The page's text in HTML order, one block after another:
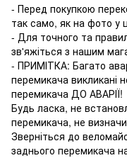
- Перед покупкою
так само, як на фото у
- Для точного та
зв'яжіться з нашим
- ПРИМІТКА: Багато
перемикача викликані
перемикача ДО АВАРІЇ!
Будь ласка, не
перемикача, не
Зверніться до
заднього перемикача